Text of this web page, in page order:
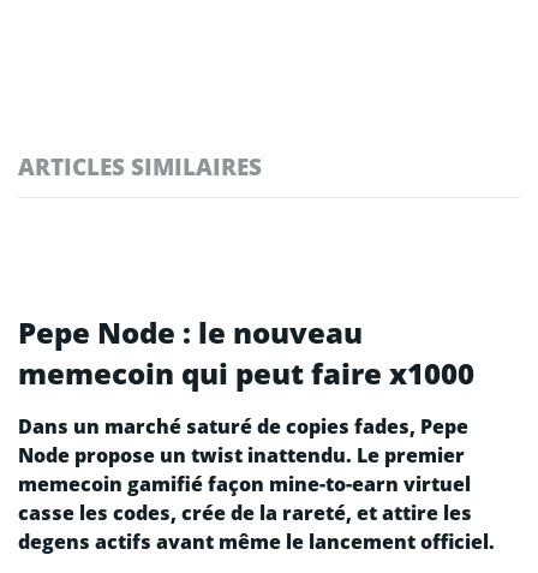
ARTICLES SIMILAIRES
Pepe Node : le nouveau
memecoin qui peut faire x1000
Dans un marché saturé de copies fades, Pepe
Node propose un twist inattendu. Le premier
memecoin gamifié façon mine-to-earn virtuel
casse les codes, crée de la rareté, et attire les
degens actifs avant même le lancement officiel.